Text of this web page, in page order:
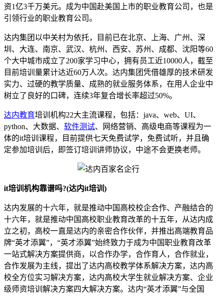
资1亿3千万美元。成为中国赴美国上市的职业教育公司，也是
引领行业的职业教育公司。
达内集团以中关村为依托，目前已在北京、上海、广州、深
圳、大连、南京、武汉、杭州、西安、苏州、成都、沈阳等60
个大中城市成立了200家学习中心，拥有员工近10000人，截至
目前培训量累计达近60万人次。达内集团凭借雄厚的技术研发
实力、过硬的教学质量、成熟的就业服务体系，在用人企业中
树立了良好的口碑，连续3年复合增长率超过50%。
达内教育培训机构22大主流课程，包括：java、web、UI、
python、大数据、 软件测试、网络营销、高级电商等课程为一
体的it培训课程，目前提供七天免费试学，免费试听，并且确
定参加培训后，即签订培训讲师协议，中途不会更换老师。
it培训机构靠谱吗?(达内it培训)
达内发展的十六年，就是推动中国高校校企合作、产融结合的
十六年，就是推动中国高校职业教育改革的十五年，从达内成
立之初，高校一直是达内的亲密合作伙伴，并推出高端教育品
牌“英才添翼”，“英才添翼”始终致力于成为中国职业教育改革
一站式解决方案提供商，以合作办学，合作育人，合作就业，
合作发展为主线，提出了达内高校教学体系解决方案，达内高
校全方位实习解决方案，达内高校大学生就业解决方案、企业
级师资培训解决方案四大解决方案。达内“英才添翼”与全国